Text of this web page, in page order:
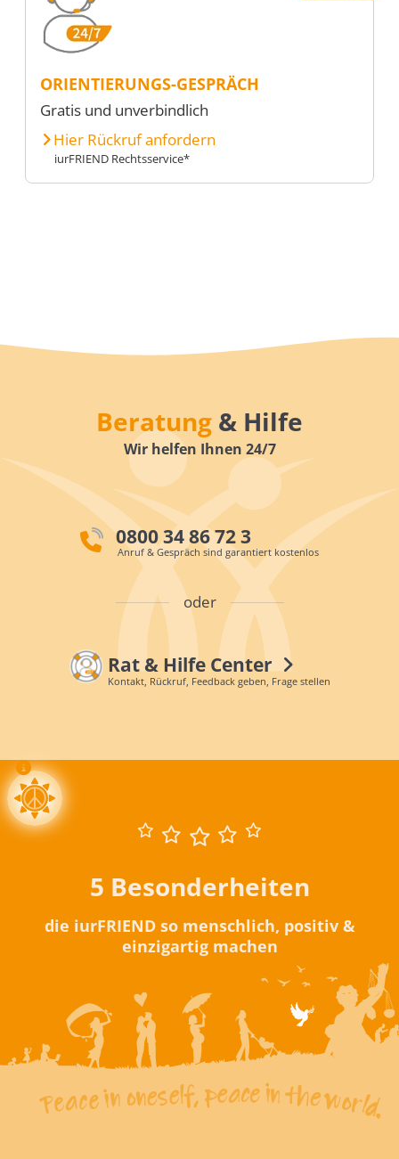
ORIENTIERUNGS-GESPRÄCH
Gratis und unverbindlich
Hier Rückruf anfordern
iurFRIEND Rechtsservice*
Beratung & Hilfe
Wir helfen Ihnen 24/7
0800 34 86 72 3
Anruf & Gespräch sind garantiert kostenlos
oder
Rat & Hilfe Center
Kontakt, Rückruf, Feedback geben, Frage stellen
5 Besonderheiten
die iurFRIEND so menschlich, positiv &
einzigartig machen